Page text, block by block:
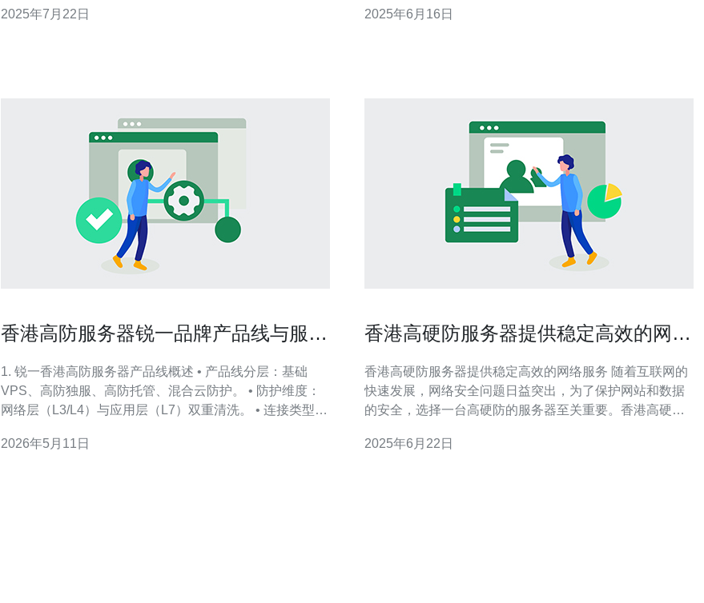
其中香港的高防CN2服务尤为火爆，其抗DDoS效果备受
2025年7月22日
港高铁在疫情期间采取了一系列防疫措施，包括： 乘客入
2025年6月16日
香港高防服务器锐一品牌产品线与服务
1. 锐一香港高防服务器产品线概述 • 产品线分层：基础
VPS、高防独服、高防托管、混合云防护。 • 防护维度：
网络层（L3/L4）与应用层（L7）双重清洗。 • 连接类型：
电商、游戏、金融SaaS、海外推广及跨境企业。 • SLA与
2026年5月11日
香港高硬防服务器提供稳定高效的网络
香港高硬防服务器提供稳定高效的网络服务 随着互联网的
快速发展，网络安全问题日益突出，为了保护网站和数据
的安全，选择一台高硬防的服务器至关重要。香港高硬防
硬防服务器采用先进的硬件设备和安全防护措施，确保服
2025年6月22日